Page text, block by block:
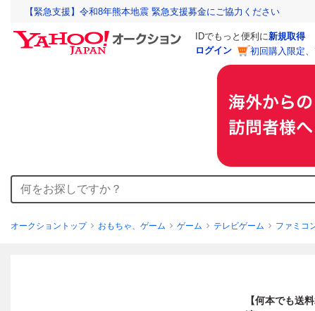
【緊急支援】令和8年熊本地震 緊急支援募金にご協力ください
IDでもっと便利に新規取得
ログイン
初回購入限定
オークショントップ おもちゃ、ゲーム ゲーム テレビゲーム ファミコ
【何本でも送